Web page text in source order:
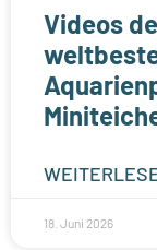
Videos
18. Juni 2026